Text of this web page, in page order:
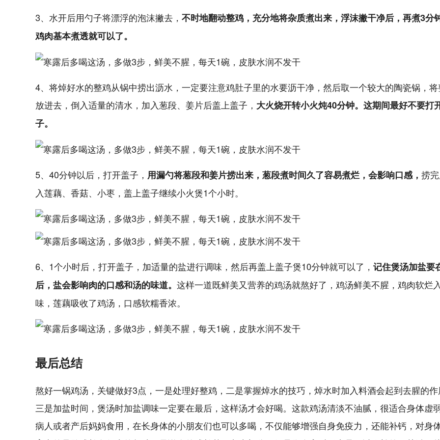
3、水开后用勺子将漂浮的泡沫撇去， 不时地翻动整鸡，充分地将杂质煮出来，浮沫撇干净后，再煮3分
鸡肉基本煮透就可以了。
4、将焯好水的整鸡从锅中捞出沥水，一定要注意鸡肚子里的水要沥干净，然后取一个较大的陶瓷锅，
放进去，倒入适量的清水，加入葱段、姜片后盖上盖子， 大火烧开转小火炖40分钟。这期间最好不要打
子。
5、40分钟以后，打开盖子， 用漏勺将葱段和姜片捞出来，葱段煮时间久了容易煮烂，会影响口感， 捞
入莲藕、香菇、小枣，盖上盖子继续小火煲1个小时。
6、1个小时后，打开盖子，加适量的盐进行调味，然后再盖上盖子煲10分钟就可以了， 记住煲汤加盐要
后，盐会影响肉的口感和汤的味道。 这样一道既鲜美又营养的鸡汤就熬好了，鸡汤鲜美不腥，鸡肉软烂入
味，莲藕吸收了鸡汤，口感软糯香浓。
最后总结
熬好一锅鸡汤，关键做好3点，一是处理好整鸡，二是掌握焯水的技巧，焯水时加入料酒会起到去腥的作
三是加盐时间，煲汤时加盐调味一定要在最后，这样汤才会好喝。这款鸡汤清淡不油腻，很适合身体虚
病人或者产后妈妈食用，在长身体的小朋友们也可以多喝，不仅能够增强自身免疫力，还能补钙，对身